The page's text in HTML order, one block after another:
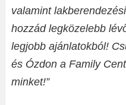
valamint
hozzád legközelebb
legjobb ajánlatokból!
és Ózdon a Family
minket!”